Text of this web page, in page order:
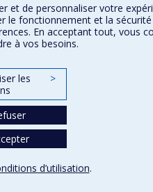
et de personnaliser votre
le fonctionnement et la
En acceptant tout, vous
à vos besoins.
les
>
d’utilisation.